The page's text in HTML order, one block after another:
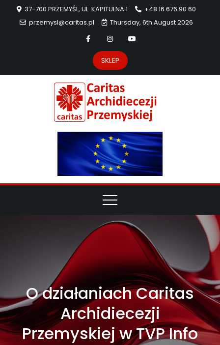
37-700 PRZEMYŚL, UL. KAPITULNA 1
+48 16 676 90 60
przemysl@caritas.pl
Thursday, 6th August 2026
SKLEP
O działaniach Caritas
Archidiecezji
Przemyskiej w TVP Info